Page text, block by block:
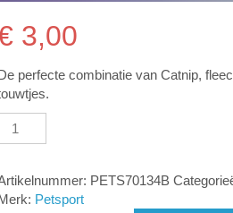
3,00
perfecte combinatie van Catnip,
Catnip
PETS70134B
Petsport